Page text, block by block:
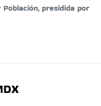
Población, presidida por